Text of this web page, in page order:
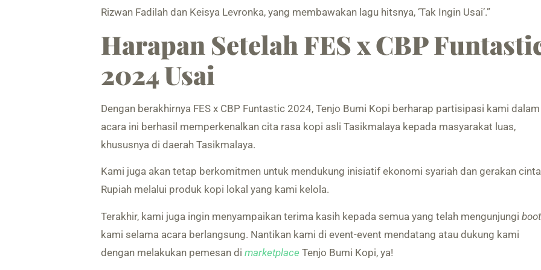
Rizwan Fadilah dan Keisya Levronka, yang membawakan lagu hitsnya, ‘Tak Ingin Usai’.”
Harapan Setelah FES x CBP
2024 Usai
Dengan berakhirnya FES x CBP Funtastic 2024, Tenjo Bumi Kopi berharap partisipasi kami dalam
acara ini berhasil memperkenalkan cita rasa kopi asli Tasikmalaya kepada masyarakat luas,
khususnya di daerah Tasikmalaya.
Kami juga akan tetap berkomitmen untuk mendukung inisiatif ekonomi syariah dan gerakan cinta
Rupiah melalui produk kopi lokal yang kami kelola.
Terakhir, kami juga ingin menyampaikan terima kasih kepada semua yang telah mengunjungi
kami selama acara berlangsung. Nantikan kami di event-event mendatang atau dukung kami
dengan melakukan pemesan di marketplace Tenjo Bumi Kopi, ya!